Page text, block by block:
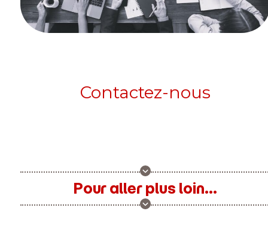
Contactez-nous
Pour aller plus loin...